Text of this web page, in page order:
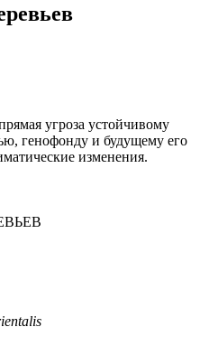
угроза устойчивому
генофонду и будущему его
изменения.